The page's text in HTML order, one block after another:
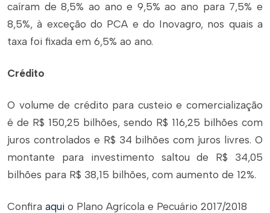
caíram de 8,5% ao ano e 9,5% ao ano para 7,5% e
8,5%, à exceção do PCA e do Inovagro, nos quais a
taxa foi fixada em 6,5% ao ano.
Crédito
O volume de crédito para custeio e comercialização
é de R$ 150,25 bilhões, sendo R$ 116,25 bilhões com
juros controlados e R$ 34 bilhões com juros livres. O
montante para investimento saltou de R$ 34,05
bilhões para R$ 38,15 bilhões, com aumento de 12%.
Confira aqui o Plano Agrícola e Pecuário 2017/2018